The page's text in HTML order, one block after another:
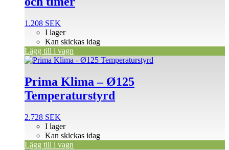
1.208 SEK
I lager
Kan skickas idag
Lägg till i vagn
Prima Klima – Ø125
Temperaturstyrd
2.728 SEK
I lager
Kan skickas idag
Lägg till i vagn